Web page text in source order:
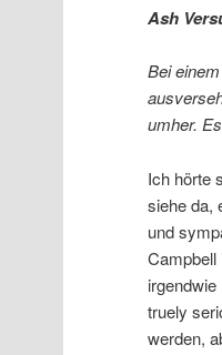
Ash
Bei
umher.
Ich hörte
siehe da,
und
Campbell
truely
werden,